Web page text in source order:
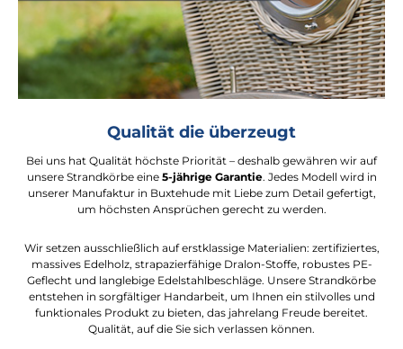
Qualität die überzeugt
Bei uns hat Qualität höchste Priorität – deshalb gewähren wir auf
unsere Strandkörbe eine5-jährige Garantie. Jedes Modell wird in
unserer Manufaktur in Buxtehude mit Liebe zum Detail gefertigt,
um höchsten Ansprüchen gerecht zu werden.
Wir setzen ausschließlich auf erstklassige Materialien: zertifiziertes,
massives Edelholz, strapazierfähige Dralon-Stoffe, robustes PE-
Geflecht und langlebige Edelstahlbeschläge. Unsere Strandkörbe
entstehen in sorgfältiger Handarbeit, um Ihnen ein stilvolles und
funktionales Produkt zu bieten, das jahrelang Freude bereitet.
Qualität, auf die Sie sich verlassen können.